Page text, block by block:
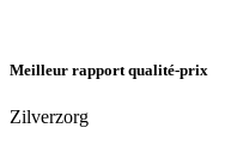
Meilleur rapport qualité-prix
Zilverzorg